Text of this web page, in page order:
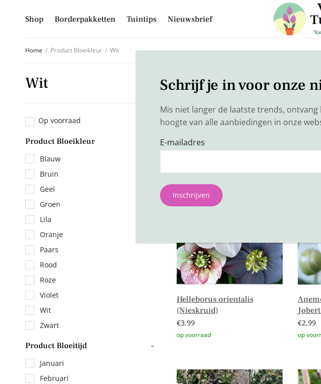
Shop Borderpakketten Tuintips Nieuwsbrief
Home / Product Bloeikleur / Wit
Wit
Op voorraad
Product Bloeikleur
Blauw
Bruin
Geel
Groen
Lila
Oranje
Paars
Rood
Roze
Violet
Wit
Zwart
Product Bloeitijd -
Januari
Februari
Helleborus orientalis
(Nieskruid)
€3,99 €2,99
Schrijf je in voor onze
Mis niet langer de laatste trends,
hoogte van alle aanbiedingen in onze
E-mailadres
Inschrijven